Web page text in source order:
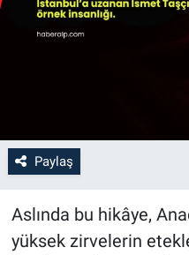
Paylaş
Aslında bu hikâye,
yüksek zirvelerin